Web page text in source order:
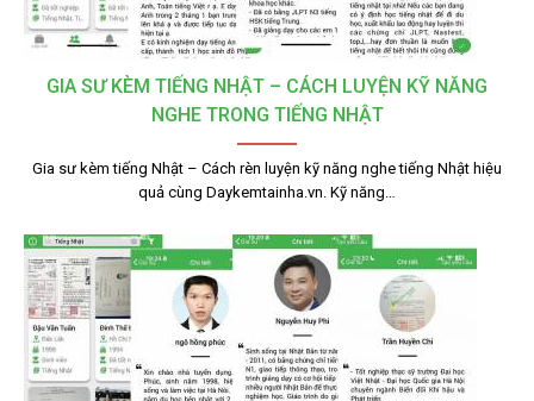
GIA SƯ KÈM TIẾNG NHẬT – CÁCH LUYỆN KỸ NĂNG
NGHE TRONG TIẾNG NHẬT
Gia sư kèm tiếng Nhật – Cách rèn luyện kỹ năng nghe tiếng Nhật hiệu
quả cùng Daykemtainha.vn. Kỹ năng…